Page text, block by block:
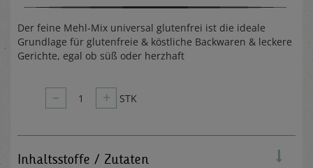
Der feine Mehl-Mix universal glutenfrei ist die ideale
Grundlage für glutenfreie & köstliche Backwaren & leckere
Gerichte, egal ob süß oder herzhaft
– 1 + STK
Inhaltsstoffe / Zutaten